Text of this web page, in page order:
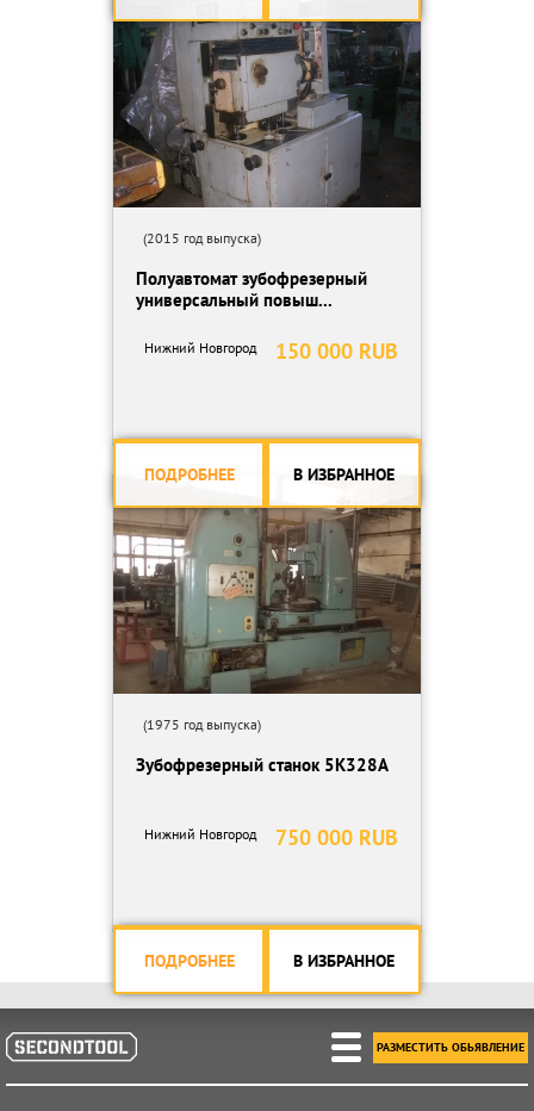
(2015 год выпуска)
Полуавтомат зубофрезерный
универсальный повыш...
150 000 RUB
Нижний Новгород
ПОДРОБНЕЕ В ИЗБРАННОЕ
(1975 год выпуска)
Зубофрезерный станок 5К328А
750 000 RUB
Нижний Новгород
ПОДРОБНЕЕ В ИЗБРАННОЕ
РАЗМЕСТИТЬ ОБЬЯВЛЕНИЕ